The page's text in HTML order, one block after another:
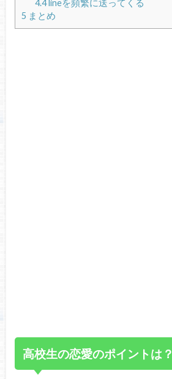
4.4lineを頻繁に送ってくる
5 まとめ
高校生の恋愛のポイントは？